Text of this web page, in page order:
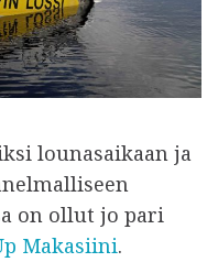
lounasaikaan ja
on ollut jo pari
Makasiini.